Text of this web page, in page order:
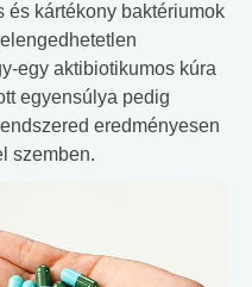
és kártékony baktériumok
egy aktibiotikumos kúra
egyensúlya pedig
eredményesen
szemben.